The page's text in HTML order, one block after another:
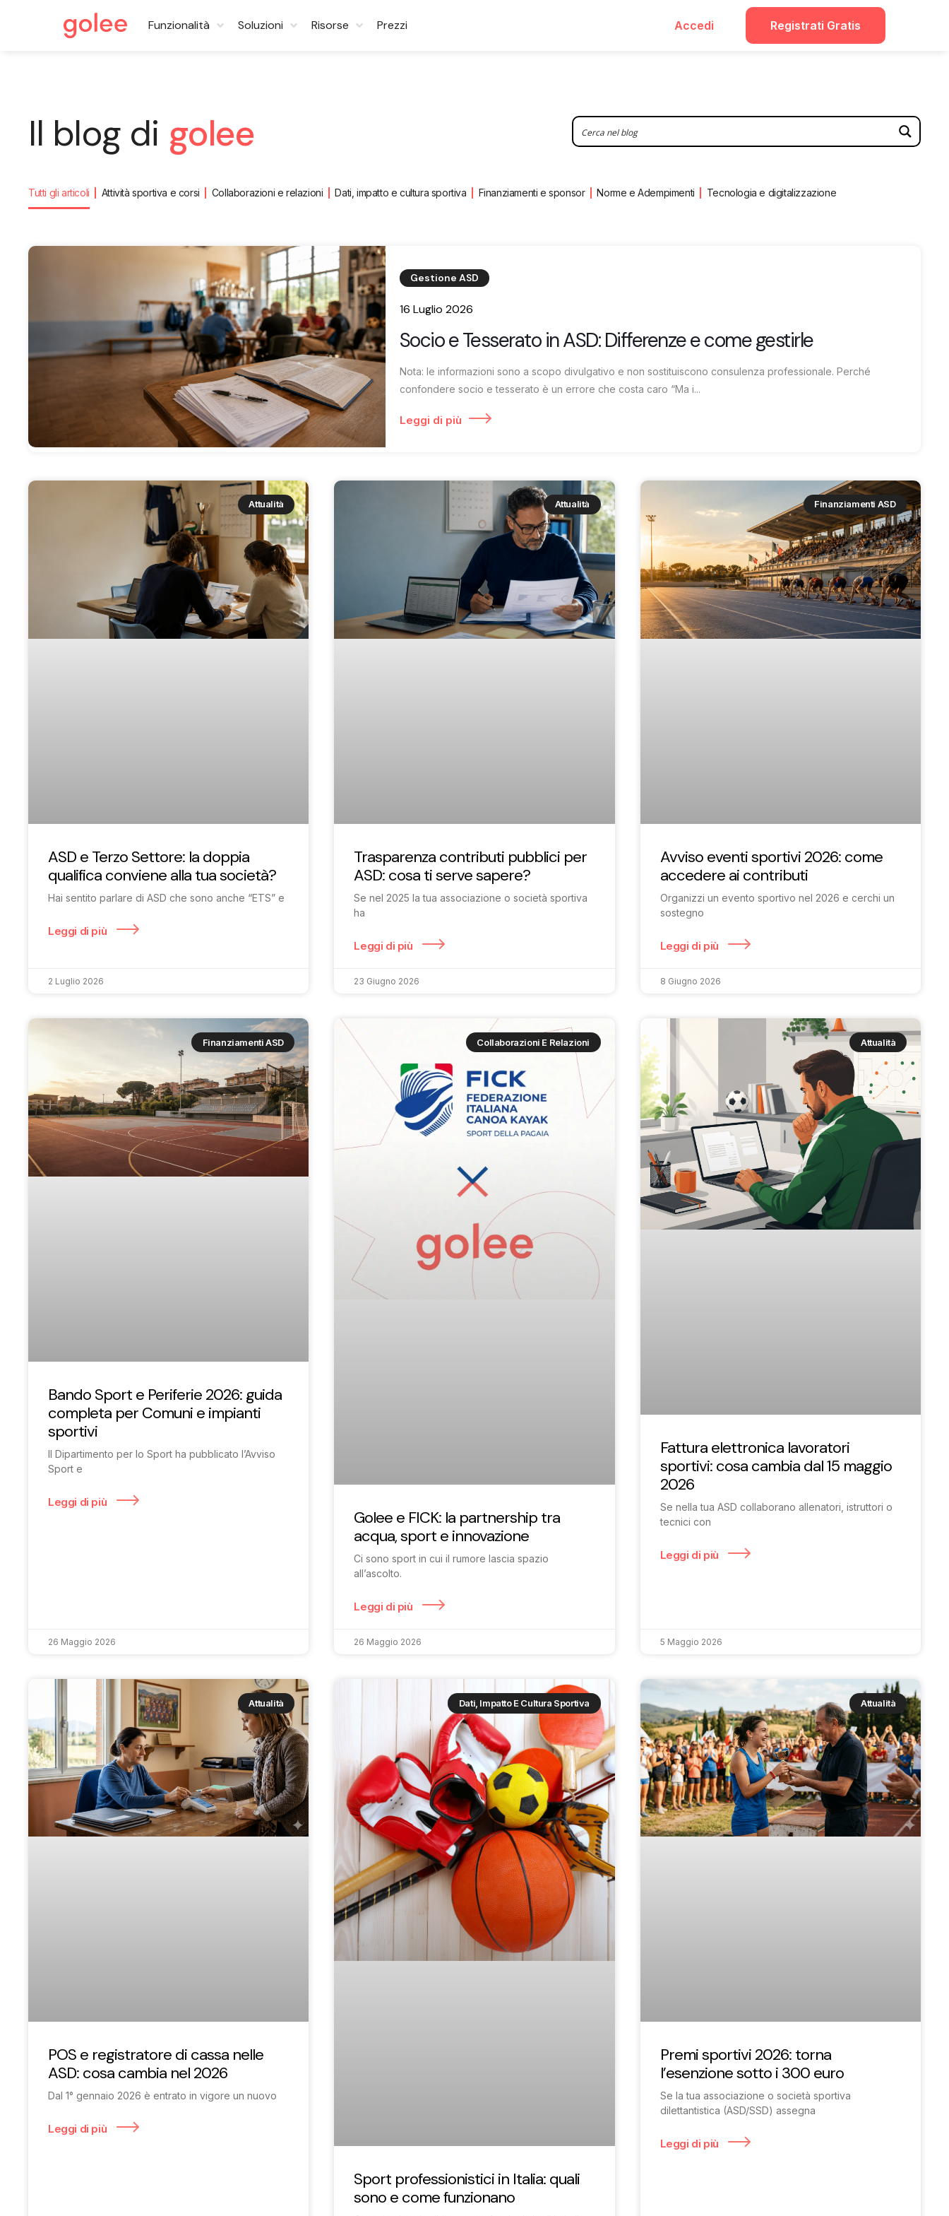
Funzionalità Soluzioni Risorse Prezzi Accedi Registrati Gratis
Il blog di golee
Tutti gli articoli Attività sportiva e corsi Collaborazioni e relazioni Dati, impatto e cultura sportiva Finanziamenti e sponsor Norme e Adempimenti Tecnologia e digitalizzazione
Gestione ASD
16 Luglio 2026
Socio e Tesserato in ASD: Differenze e come gestirle
Nota: le informazioni sono a scopo divulgativo e non sostituiscono consulenza professionale. Perché
confondere socio e tesserato è un errore che costa caro “Ma i...
Leggi di più
Attualità
ASD e Terzo Settore: la doppia
qualifica conviene alla tua società?
Hai sentito parlare di ASD che sono anche “ETS” e
Leggi di più
2 Luglio 2026
Attualità
Trasparenza contributi pubblici per
ASD: cosa ti serve sapere?
Se nel 2025 la tua associazione o società sportiva
ha
Leggi di più
23 Giugno 2026
Finanziamenti ASD
Avviso eventi sportivi 2026: come
accedere ai contributi
Organizzi un evento sportivo nel 2026 e cerchi un
sostegno
Leggi di più
8 Giugno 2026
Finanziamenti ASD
Bando Sport e Periferie 2026: guida
completa per Comuni e impianti
sportivi
Il Dipartimento per lo Sport ha pubblicato l’Avviso
Sport e
Leggi di più
26 Maggio 2026
Collaborazioni E Relazioni
Golee e FICK: la partnership tra
acqua, sport e innovazione
Ci sono sport in cui il rumore lascia spazio
all’ascolto.
Leggi di più
26 Maggio 2026
Attualità
Fattura elettronica lavoratori
sportivi: cosa cambia dal 15 maggio
2026
Se nella tua ASD collaborano allenatori, istruttori o
tecnici con
Leggi di più
5 Maggio 2026
Attualità
POS e registratore di cassa nelle
ASD: cosa cambia nel 2026
Dal 1° gennaio 2026 è entrato in vigore un nuovo
Leggi di più
Dati, Impatto E Cultura Sportiva
Sport professionistici in Italia: quali
sono e come funzionano
Attualità
Premi sportivi 2026: torna
l’esenzione sotto i 300 euro
Se la tua associazione o società sportiva
dilettantistica (ASD/SSD) assegna
Leggi di più